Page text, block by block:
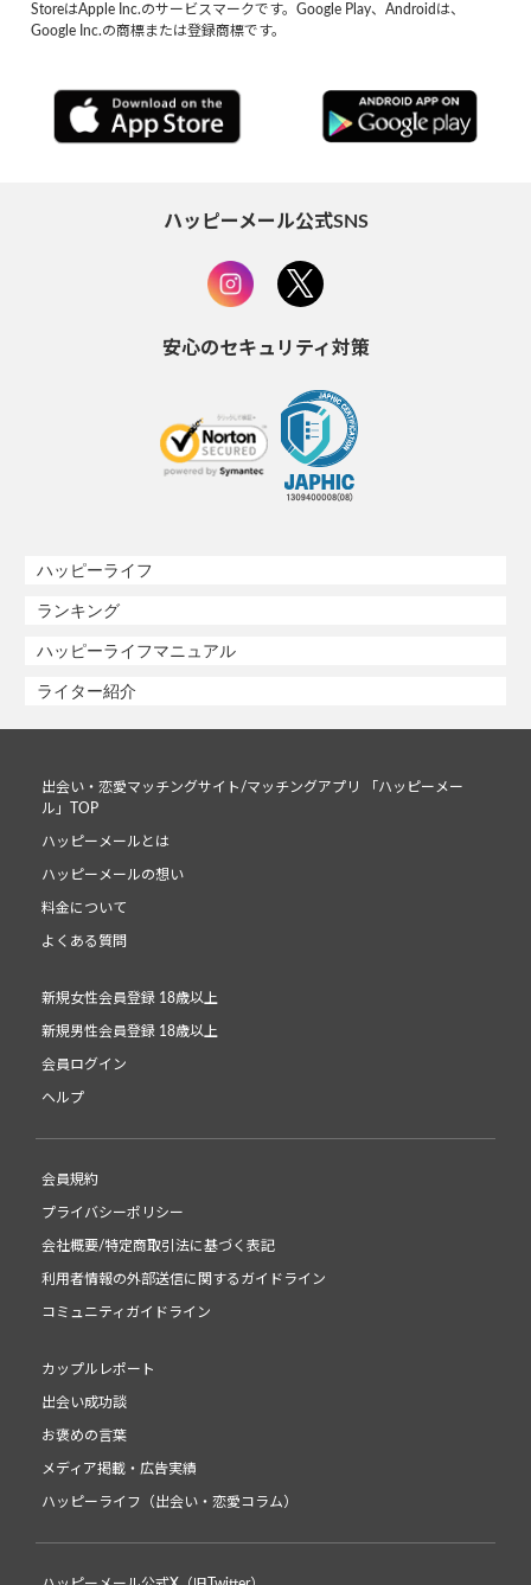
StoreはApple Inc.のサービスマークです。Google Play、Androidは、
Google Inc.の商標または登録商標です。
ハッピーメール公式SNS
安心のセキュリティ対策
ハッピーライフ
ランキング
ハッピーライフマニュアル
ライター紹介
出会い・恋愛マッチングサイト/マッチングアプリ 「ハッピーメー
ル」TOP
ハッピーメールとは
ハッピーメールの想い
料金について
よくある質問
新規女性会員登録 18歳以上
新規男性会員登録 18歳以上
会員ログイン
ヘルプ
会員規約
プライバシーポリシー
会社概要/特定商取引法に基づく表記
利用者情報の外部送信に関するガイドライン
コミュニティガイドライン
カップルレポート
出会い成功談
お褒めの言葉
メディア掲載・広告実績
ハッピーライフ（出会い・恋愛コラム）